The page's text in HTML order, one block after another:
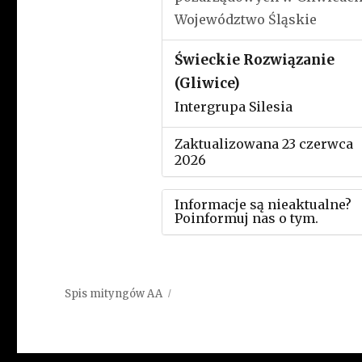
Województwo Śląskie
Świeckie Rozwiązanie
(Gliwice)
Intergrupa Silesia
Zaktualizowana 23 czerwca
2026
Informacje są nieaktualne?
Poinformuj nas o tym.
Spis mityngów AA